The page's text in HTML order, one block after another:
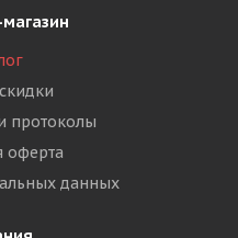
протоколы
оферта
данных